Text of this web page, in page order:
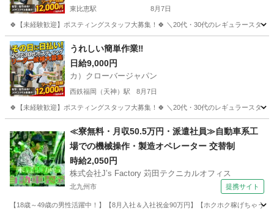
東比恵駅 8月7日
🍀【未経験歓迎】ポスティングスタッフ大募集！🍀 ＼20代・30代のレギュラースタ
福岡 福岡市 東比恵駅 軽作業
うれしい簡単作業‼
日給9,000円
カ）クローバージャパン
西鉄福岡（天神）駅 8月7日
🍀【未経験歓迎】ポスティングスタッフ大募集！🍀 ＼20代・30代のレギュラースタ
西鉄福岡（天神）駅 軽作業 スタッフ
≪寮無料・月収50.5万円・派遣社員≫自動車系工
場での機械操作・製造オペレーター 交替制
時給2,050円
株式会社J’s Factory 苅田テクニカルオフィス
北九州市 提携サイト
【18歳～49歳の男性活躍中！】【8月入社＆入社祝金90万円】【ホクホク稼げちゃ